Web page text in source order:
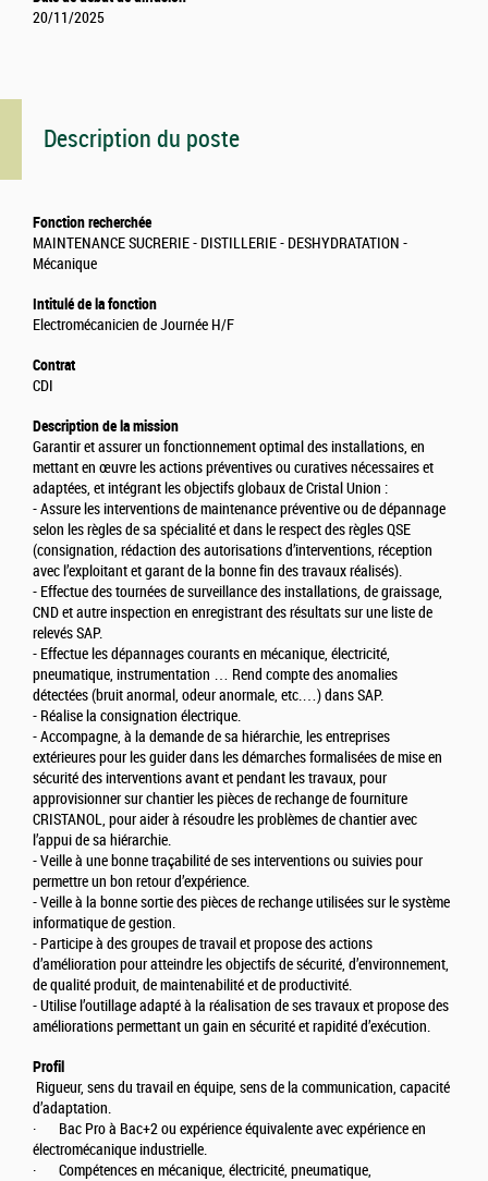
Description du poste
Fonction recherchée
MAINTENANCE SUCRERIE - DISTILLERIE - DESHYDRATATION -
Mécanique
Intitulé de la fonction
Electromécanicien de Journée H/F
Contrat
CDI
Description de la mission
Garantir et assurer un fonctionnement optimal des installations, en
mettant en œuvre les actions préventives ou curatives nécessaires et
adaptées, et intégrant les objectifs globaux de Cristal Union :
- Assure les interventions de maintenance préventive ou de dépannage
selon les règles de sa spécialité et dans le respect des règles QSE
(consignation, rédaction des autorisations d’interventions, réception
avec l’exploitant et garant de la bonne fin des travaux réalisés).
- Effectue des tournées de surveillance des installations, de graissage,
CND et autre inspection en enregistrant des résultats sur une liste de
relevés SAP.
- Effectue les dépannages courants en mécanique, électricité,
pneumatique, instrumentation … Rend compte des anomalies
détectées (bruit anormal, odeur anormale, etc.…) dans SAP.
- Réalise la consignation électrique.
- Accompagne, à la demande de sa hiérarchie, les entreprises
extérieures pour les guider dans les démarches formalisées de mise en
sécurité des interventions avant et pendant les travaux, pour
approvisionner sur chantier les pièces de rechange de fourniture
CRISTANOL, pour aider à résoudre les problèmes de chantier avec
l’appui de sa hiérarchie.
- Veille à une bonne traçabilité de ses interventions ou suivies pour
permettre un bon retour d’expérience.
- Veille à la bonne sortie des pièces de rechange utilisées sur le système
informatique de gestion.
- Participe à des groupes de travail et propose des actions
d’amélioration pour atteindre les objectifs de sécurité, d’environnement,
de qualité produit, de maintenabilité et de productivité.
- Utilise l’outillage adapté à la réalisation de ses travaux et propose des
améliorations permettant un gain en sécurité et rapidité d’exécution.
Profil
Rigueur, sens du travail en équipe, sens de la communication, capacité
d’adaptation.
· Bac Pro à Bac+2 ou expérience équivalente avec expérience en
électromécanique industrielle.
· Compétences en mécanique, électricité, pneumatique,
20/11/2025